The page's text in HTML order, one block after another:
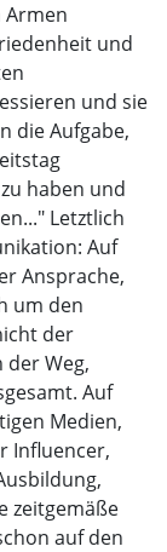
Armen
und
und sie
die Aufgabe,
haben und
Letztlich
Auf
Ansprache,
um den
der
der Weg,
Auf
Medien,
Influencer,
zeitgemäße
auf den